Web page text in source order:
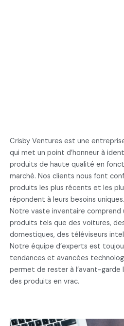
Crisby Ventures est une
qui met un point d’honneur à
produits de haute qualité en
marché. Nos clients nous font
produits les plus récents et les
répondent à leurs besoins uniques.
Notre vaste inventaire comprend
produits tels que des voitures,
domestiques, des téléviseurs
Notre équipe d’experts est
tendances et avancées
permet de rester à l’avant-garde
des produits en vrac.